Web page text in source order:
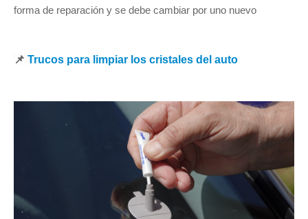
forma de reparación y se debe cambiar por uno nuevo
📌 Trucos para limpiar los cristales del auto